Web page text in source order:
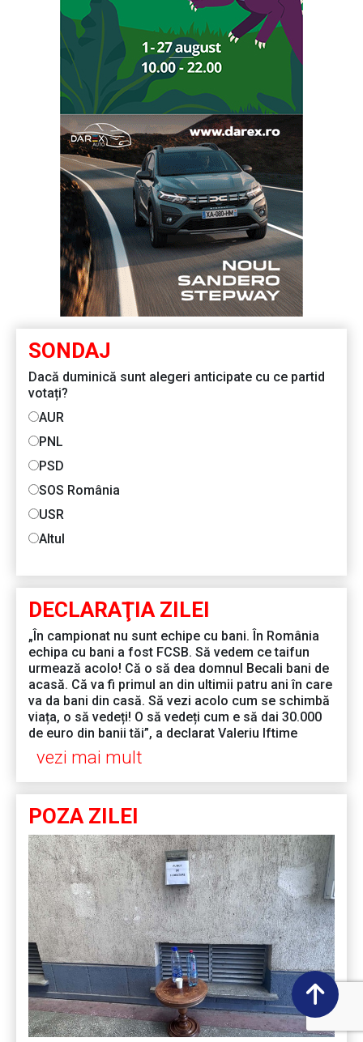
SONDAJ
Dacă duminică sunt alegeri anticipate cu ce partid
votați?
AUR
PNL
PSD
SOS România
USR
Altul
DECLARAŢIA ZILEI
„În campionat nu sunt echipe cu bani. În România
echipa cu bani a fost FCSB. Să vedem ce taifun
urmează acolo! Că o să dea domnul Becali bani de
acasă. Că va fi primul an din ultimii patru ani în care
va da bani din casă. Să vezi acolo cum se schimbă
viața, o să vedeți! O să vedeți cum e să dai 30.000
de euro din banii tăi”, a declarat Valeriu Iftime
vezi mai mult
POZA ZILEI